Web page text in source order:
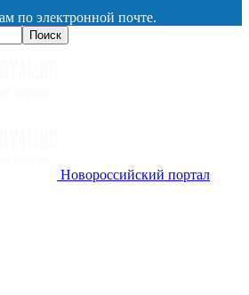
по электронной почте.
Новороссийский портал